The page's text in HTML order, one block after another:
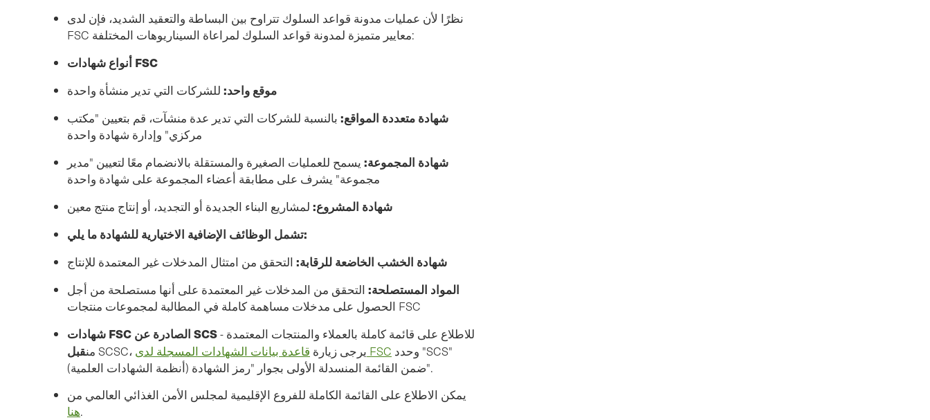
نظرًا لأن عمليات مدونة قواعد السلوك تتراوح بين البساطة والتعقيد الشديد، فإن لدى
FSC معايير متميزة لمدونة قواعد السلوك لمراعاة السيناريوهات المختلفة:
أنواع شهادات FSC
موقع واحد: للشركات التي تدير منشأة واحدة
شهادة متعددة المواقع: بالنسبة للشركات التي تدير عدة منشآت، قم بتعيين "مكتب
مركزي" وإدارة شهادة واحدة
شهادة المجموعة: يسمح للعمليات الصغيرة والمستقلة بالانضمام معًا لتعيين "مدير
مجموعة" يشرف على مطابقة أعضاء المجموعة على شهادة واحدة
شهادة المشروع: لمشاريع البناء الجديدة أو التجديد، أو إنتاج منتج معين
تشمل الوظائف الإضافية الاختيارية للشهادة ما يلي:
شهادة الخشب الخاضعة للرقابة: التحقق من امتثال المدخلات غير المعتمدة للإنتاج
المواد المستصلحة: التحقق من المدخلات غير المعتمدة على أنها مستصلحة من أجل
الحصول على مدخلات مساهمة كاملة في المطالبة لمجموعات منتجات FSC
شهادات FSC الصادرة عن SCS- للاطلاع على قائمة كاملة بالعملاء والمنتجات المعتمدة
من
SCSC، يرجى زيارة قاعدة بيانات الشهادات المسجلة لدى FSC
(أنظمة الشهادات العلمية) ضمن القائمة المنسدلة الأولى بجوار "رمز الشهادة".
يمكن الاطلاع على القائمة الكاملة للفروع الإقليمية لمجلس الأمن الغذائي العالمي من
هنا.